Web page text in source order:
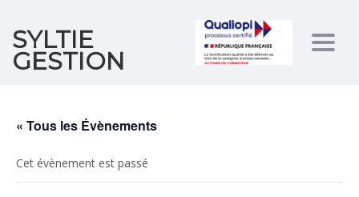
SYLTIE
GESTION
« Tous les Évènements
Cet évènement est passé